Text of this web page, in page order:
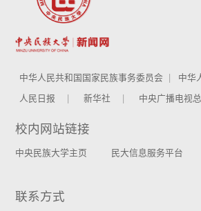
中华人民共和国国家民族事务委员会
中华
人民日报
新华社 中央广播电视
校内网站链接
中央民族大学主页 民大信息服务平台
联系方式